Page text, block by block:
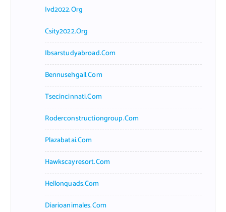
Ivd2022.org
Csity2022.org
Ibsarstudyabroad.com
Bennusehgall.com
Tsecincinnati.com
Roderconstructiongroup.com
Plazabatai.com
Hawkscayresort.com
Hellonquads.com
Diarioanimales.com